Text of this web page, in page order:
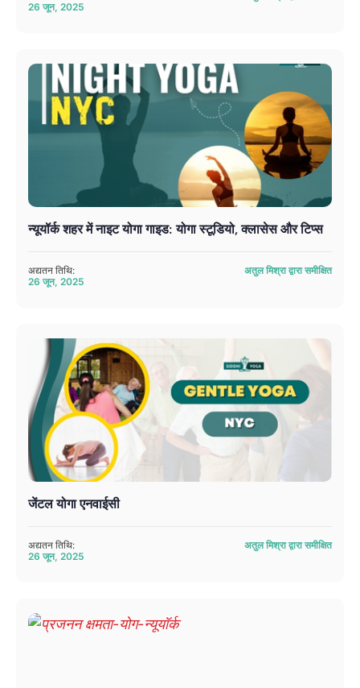
26 जून, 2025
न्यूयॉर्क शहर में नाइट योगा गाइड: योगा स्टूडियो, क्लासेस और टिप्स
अद्यतन तिथि:
26 जून, 2025
अतुल मिश्रा द्वारा समीक्षित
जेंटल योगा एनवाईसी
अद्यतन तिथि:
26 जून, 2025
अतुल मिश्रा द्वारा समीक्षित